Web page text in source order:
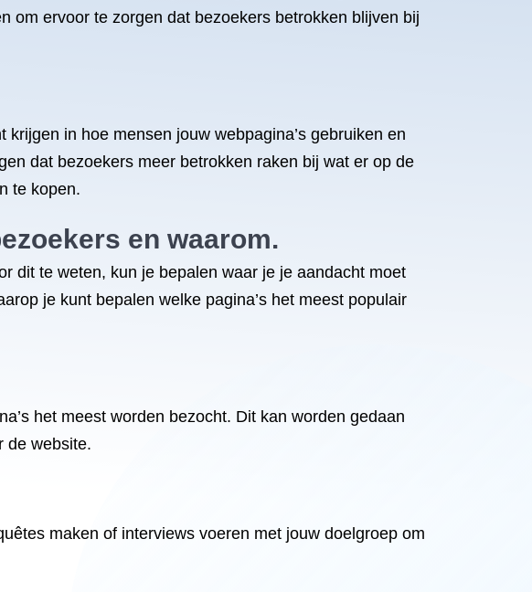
om ervoor te zorgen dat bezoekers betrokken blijven bij
in hoe mensen jouw webpagina’s gebruiken en
dat bezoekers meer betrokken raken bij wat er op de
te kopen.
en waarom.
dit te weten, kun je bepalen waar je je aandacht moet
je kunt bepalen welke pagina’s het meest populair
het meest worden bezocht. Dit kan worden gedaan
de website.
maken of interviews voeren met jouw doelgroep om